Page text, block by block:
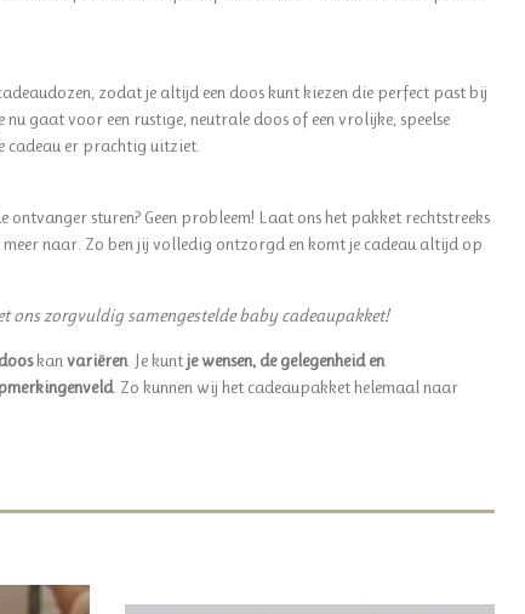
zodat je altijd een doos kunt kiezen die perfect past bij
nu gaat voor een rustige, neutrale doos of een vrolijke, speelse
er prachtig uitziet.
ontvanger sturen? Geen probleem! Laat ons het pakket rechtstreeks
meer naar. Zo ben jij volledig ontzorgd en komt je cadeau altijd op
ons zorgvuldig samengestelde baby cadeaupakket!
kanvariëren. Je kunt je wensen, de gelegenheid en
. Zo kunnen wij het cadeaupakket helemaal naar